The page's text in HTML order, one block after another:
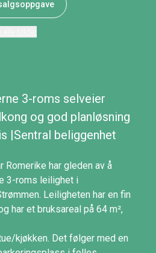
3-roms selveier
og god planløsning
|Sentral beliggenhet
Romerike har gleden av å
3-roms leilighet i
Leiligheten har en fin
har et bruksareal på 64 m²,
kjøkken. Det følger med en